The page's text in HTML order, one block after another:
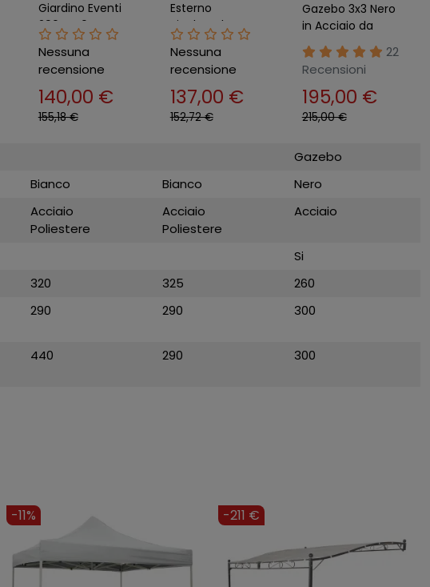
Giardino Eventi
290x440 cm
Rettangolare
Pieghevole Bianco
Nessuna
recensione
140,00 €
155,18 €
Esterno
Pieghevole
290x290 m Bianco
in Acciaio
Poliestere
Nessuna
recensione
137,00 €
152,72 €
Gazebo 3x3 Nero
in Acciaio da
Esterno per
Giardino
Impermeabile
Telo Terrazzo
22
Recensioni
195,00 €
215,00 €
Gazebo
Bianco Bianco
Nero
Acciaio
Poliestere
Acciaio
Poliestere
Acciaio
Si
320 325
260
290 290 300
440 290 300
-12% -12%